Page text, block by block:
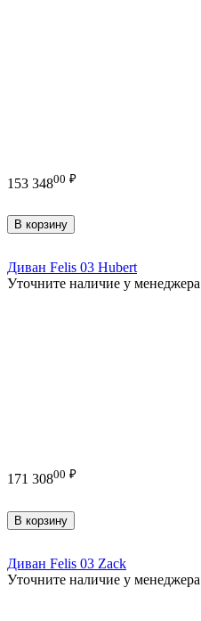
153 34800 ₽
В корзину
Диван Felis 03 Hubert
Уточните наличие у менеджера
171 30800 ₽
В корзину
Диван Felis 03 Zack
Уточните наличие у менеджера